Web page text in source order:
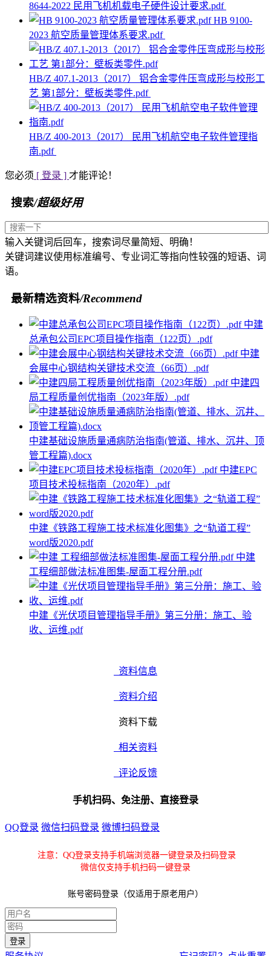
8644-2022 民用飞机机载电子硬件设计要求.pdf
HB 9100-
2023 航空质量管理体系要求.pdf
HB/Z 407.1-2013（2017） 铝合金零件压弯成形与校形工
艺 第1部分：壁板类零件.pdf
HB/Z 400-2013（2017） 民用飞机航空电子软件管理指
南.pdf
您必须 [ 登录 ] 才能评论！
搜索/超级好用
输入关键词后回车，搜索词尽量简短、明确！
关键词建议使用标准编号、专业词汇等指向性较强的短语、词
语。
最新精选资料/Recommend
中建
总承包公司EPC项目操作指南（122页）.pdf
中建
会展中心钢结构关键技术交流（66页）.pdf
中建四
局工程质量创优指南（2023年版）.pdf
中建基础设施质量通病防治指南(管道、排水、沉井、顶
管工程篇).docx
中建EPC
项目技术投标指南（2020年）.pdf
中建《铁路工程施工技术标准化图集》之“轨道工程”
word版2020.pdf
中建
工程细部做法标准图集-屋面工程分册.pdf
中建《光伏项目管理指导手册》第三分册：施工、验
收、运维.pdf
资料信息
资料介绍
资料下载
相关资料
评论反馈
手机扫码、免注册、直接登录
QQ登录 微信扫码登录 微博扫码登录
注意：QQ登录支持手机端浏览器一键登录及扫码登录
微信仅支持手机扫码一键登录
账号密码登录（仅适用于原老用户）